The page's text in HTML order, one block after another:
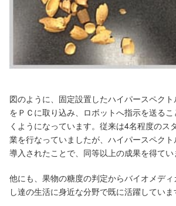
図のように、固定設置したハイパースペク
をＰＣに取り込み、ロボットへ指示を送る
くようになっています。従来は4名程度のス
業を行なっていましたが、ハイパースペク
導入されたことで、同等以上の成果を得てい
他にも、果物の糖度の判定からバイオメデ
し達の生活に身近な分野で既に活躍していま